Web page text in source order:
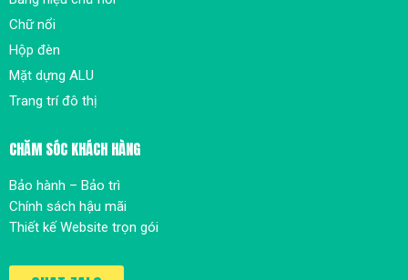
Chữ nổi
Hộp đèn
Mặt dựng ALU
Trang trí đô thị
CHĂM SÓC KHÁCH HÀNG
Bảo hành – Bảo trì
Chính sách hậu mãi
Thiết kế Website trọn gói